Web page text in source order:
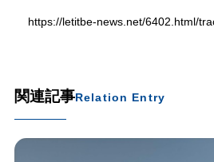
https://letitbe-news.net/6402.html/
関連記事Relation Entry